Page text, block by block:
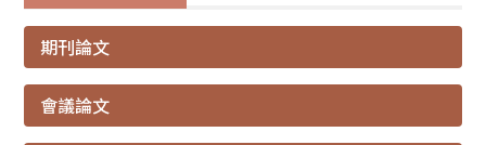
期刊論文
會議論文